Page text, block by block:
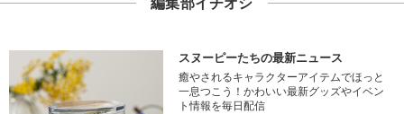
編集部イチオシ
スヌーピーたちの最新ニュース
癒やされるキャラクターアイテムでほっと
一息つこう！かわいい最新グッズやイベン
ト情報を毎日配信